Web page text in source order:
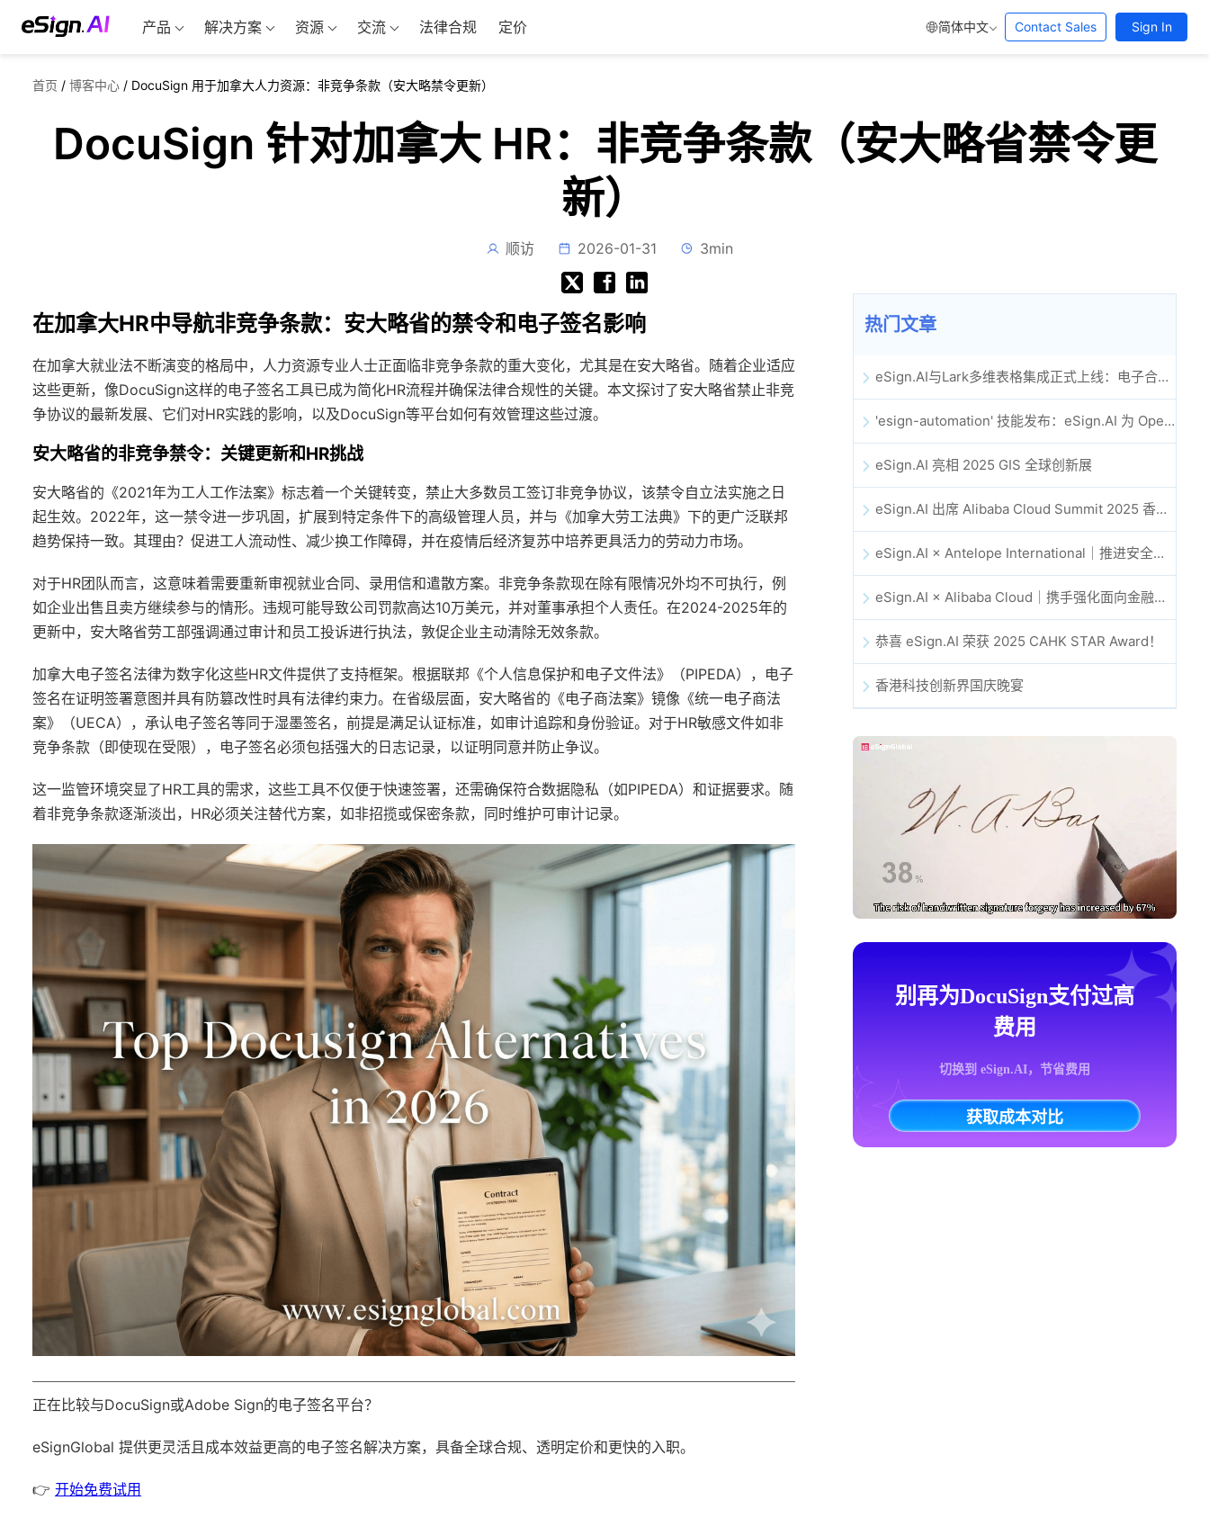
产品 解决方案 资源 交流 法律合规 定价 简体中文 Contact Sales Sign In
首页 / 博客中心 / DocuSign 用于加拿大人力资源：非竞争条款（安大略禁令更新）
DocuSign 针对加拿大 HR：非竞争条款（安大略省禁令更
新）
顺访 2026-01-31 3min
在加拿大HR中导航非竞争条款：安大略省的禁令和电子签名影响
在加拿大就业法不断演变的格局中，人力资源专业人士正面临非竞争条款的重大变化，尤其是在安大略省。随着企业适应
这些更新，像DocuSign这样的电子签名工具已成为简化HR流程并确保法律合规性的关键。本文探讨了安大略省禁止非竞
争协议的最新发展、它们对HR实践的影响，以及DocuSign等平台如何有效管理这些过渡。
安大略省的非竞争禁令：关键更新和HR挑战
安大略省的《2021年为工人工作法案》标志着一个关键转变，禁止大多数员工签订非竞争协议，该禁令自立法实施之日
起生效。2022年，这一禁令进一步巩固，扩展到特定条件下的高级管理人员，并与《加拿大劳工法典》下的更广泛联邦
趋势保持一致。其理由？促进工人流动性、减少换工作障碍，并在疫情后经济复苏中培养更具活力的劳动力市场。
对于HR团队而言，这意味着需要重新审视就业合同、录用信和遣散方案。非竞争条款现在除有限情况外均不可执行，例
如企业出售且卖方继续参与的情形。违规可能导致公司罚款高达10万美元，并对董事承担个人责任。在2024-2025年的
更新中，安大略省劳工部强调通过审计和员工投诉进行执法，敦促企业主动清除无效条款。
加拿大电子签名法律为数字化这些HR文件提供了支持框架。根据联邦《个人信息保护和电子文件法》（PIPEDA），电子
签名在证明签署意图并具有防篡改性时具有法律约束力。在省级层面，安大略省的《电子商法案》镜像《统一电子商法
案》（UECA），承认电子签名等同于湿墨签名，前提是满足认证标准，如审计追踪和身份验证。对于HR敏感文件如非
竞争条款（即使现在受限），电子签名必须包括强大的日志记录，以证明同意并防止争议。
这一监管环境突显了HR工具的需求，这些工具不仅便于快速签署，还需确保符合数据隐私（如PIPEDA）和证据要求。随
着非竞争条款逐渐淡出，HR必须关注替代方案，如非招揽或保密条款，同时维护可审计记录。
正在比较与DocuSign或Adobe Sign的电子签名平台？
eSignGlobal 提供更灵活且成本效益更高的电子签名解决方案，具备全球合规、透明定价和更快的入职。
👉 开始免费试用
热门文章
eSign.AI与Lark多维表格集成正式上线：电子合同签署归档全程自动化
'esign-automation' 技能发布：eSign.AI 为 OpenClaw 提供自动化电子签名能力
eSign.AI 亮相 2025 GIS 全球创新展
eSign.AI 出席 Alibaba Cloud Summit 2025 香港站，共同探讨 AI 驱动的云创新与数字信任未来
eSign.AI × Antelope International｜推进安全且由 AI 驱动的数字化工作流
eSign.AI × Alibaba Cloud｜携手强化面向金融科技的全球数字信任
恭喜 eSign.AI 荣获 2025 CAHK STAR Award！
香港科技创新界国庆晚宴
别再为DocuSign支付过高
费用
切换到 eSign.AI，节省费用
获取成本对比